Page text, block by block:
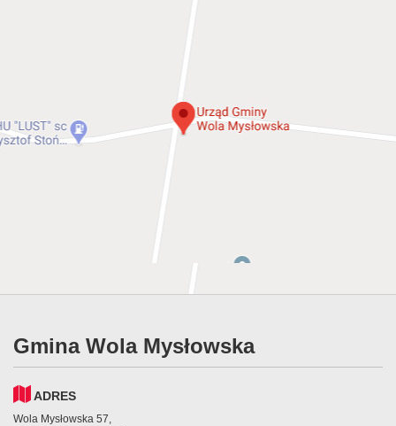
Gmina Wola Mysłowska
ADRES
Wola Mysłowska 57,